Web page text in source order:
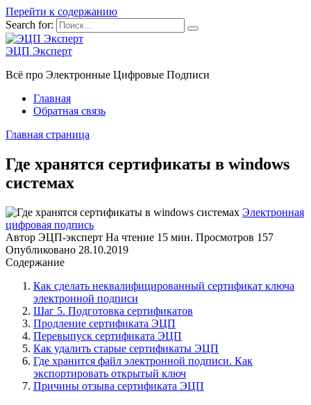
Перейти к содержанию
Search for:
ЭЦП Эксперт
Всё про Электронные Цифровые Подписи
Главная
Обратная связь
Главная страница
Где хранятся сертификаты в windows
системах
Электронная
цифровая подпись
Автор ЭЦП-эксперт На чтение 15 мин. Просмотров 157
Опубликовано 28.10.2019
Содержание
Как сделать неквалифицированный сертификат ключа
электронной подписи
Шаг 5. Подготовка сертификатов
Продление сертификата ЭЦП
Перевыпуск сертификата ЭЦП
Как удалить старые сертификаты ЭЦП
Где хранится файл электронной подписи. Как
экспортировать открытый ключ
Причины отзыва сертификата ЭЦП